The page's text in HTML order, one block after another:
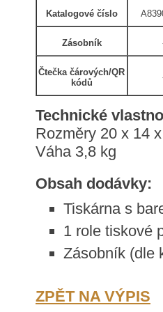
Katalogové číslo
Zásobník
Čtečka čárových/QR
kódů
Technické
Rozměry 20 x 14
Váha 3,8 kg
Obsah dodávky:
Tiskárna s
1 role tiskové
Zásobník (dle
ZPĚT NA VÝPIS